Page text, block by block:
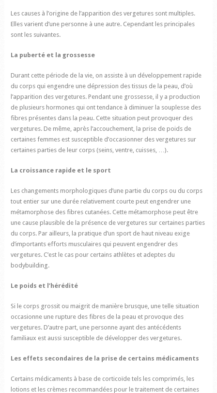
Les causes à l’origine de l’apparition des vergetures sont multiples.
Elles varient d’une personne à une autre. Cependant les principales
sont les suivantes.
La puberté et la grossesse
Durant cette période de la vie, on assiste à un développement rapide
du corps qui engendre une dépression des tissus de la peau, d’où
l’apparition des vergetures. Pendant une grossesse, il y a production
de plusieurs hormones qui ont tendance à diminuer la souplesse des
fibres présentes dans la peau. Cette situation peut provoquer des
vergetures. De même, après l’accouchement, la prise de poids de
certaines femmes est susceptible d’occasionner des vergetures sur
certaines parties de leur corps (seins, ventre, cuisses, …).
La croissance rapide et le sport
Les changements morphologiques d’une partie du corps ou du corps
tout entier sur une durée relativement courte peut engendrer une
métamorphose des fibres cutanées. Cette métamorphose peut être
une cause plausible de la présence de vergetures sur certaines parties
du corps. Par ailleurs, la pratique d’un sport de haut niveau exige
d’importants efforts musculaires qui peuvent engendrer des
vergetures. C’est le cas pour certains athlètes et adeptes du
bodybuilding.
Le poids et l’hérédité
Si le corps grossit ou maigrit de manière brusque, une telle situation
occasionne une rupture des fibres de la peau et provoque des
vergetures. D’autre part, une personne ayant des antécédents
familiaux est aussi susceptible de développer des vergetures.
Les effets secondaires de la prise de certains médicaments
Certains médicaments à base de corticoïde tels les comprimés, les
lotions et les crèmes recommandées pour le traitement de certaines